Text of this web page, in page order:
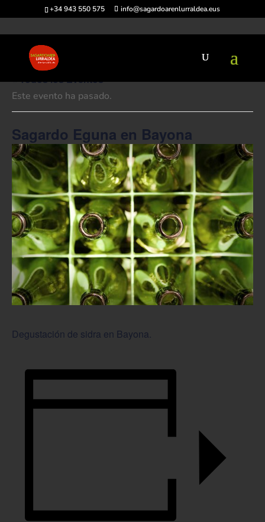
+34 943 550 575 info@sagardoarenlurraldea.eus
« Todos los Eventos
Este evento ha pasado.
Sagardo Eguna en Bayona
Degustación de sidra en Bayona.